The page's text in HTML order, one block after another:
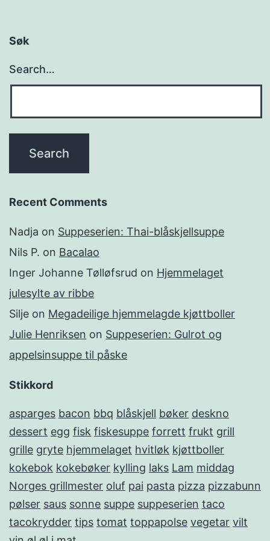
Søk
Search…
Recent Comments
Nadja on Suppeserien: Thai-blåskjellsuppe
Nils P. on Bacalao
Inger Johanne Tølløfsrud on Hjemmelaget
julesylte av ribbe
Silje on Megadeilige hjemmelagde kjøttboller
Julie Henriksen on Suppeserien: Gulrot og
appelsinsuppe til påske
Stikkord
asparges bacon bbq blåskjell bøker deskno
dessert egg fisk fiskesuppe forrett frukt grill
grille gryte hjemmelaget hvitløk kjøttboller
kokebok kokebøker kylling laks Lam middag
Norges grillmester oluf pai pasta pizza pizzabunn
pølser saus sonne suppe suppeserien taco
tacokrydder tips tomat toppapolse vegetar vilt